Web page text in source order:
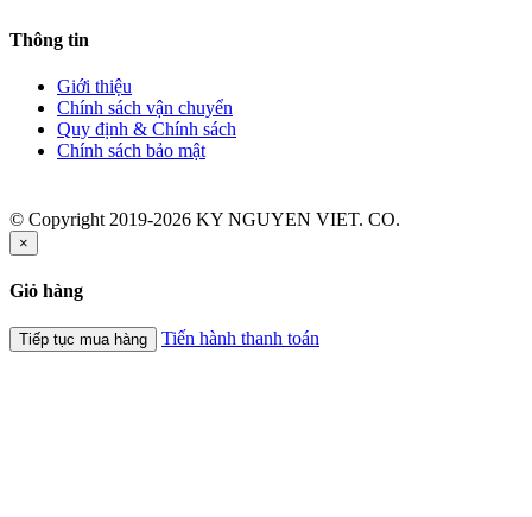
Thông tin
Giới thiệu
Chính sách vận chuyển
Quy định & Chính sách
Chính sách bảo mật
© Copyright 2019-2026 KY NGUYEN VIET. CO.
×
Giỏ hàng
Tiếp tục mua hàng Tiến hành thanh toán